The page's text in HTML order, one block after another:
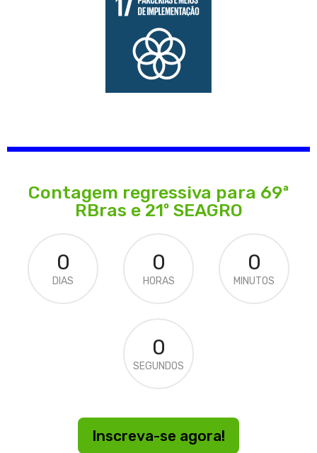
Contagem regressiva para 69ª
RBras e 21º SEAGRO
0
DIAS
0
HORAS
0
MINUTOS
0
SEGUNDOS
Inscreva-se agora!